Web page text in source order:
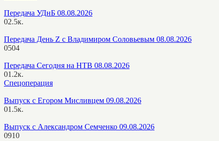
Передача УДнБ 08.08.2026
02.5к.
Передача День Z с Владимиром Соловьевым 08.08.2026
0504
Передача Сегодня на НТВ 08.08.2026
01.2к.
Спецоперация
Выпуск с Егором Мисливцем 09.08.2026
01.5к.
Выпуск с Александром Семченко 09.08.2026
0910